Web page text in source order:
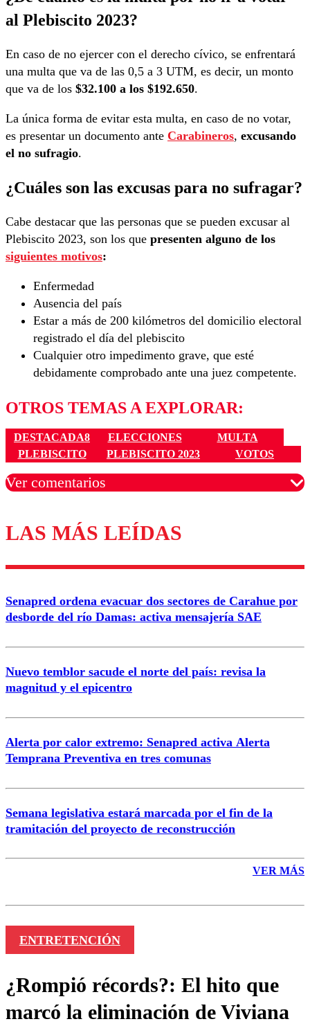
al Plebiscito 2023?
En caso de no ejercer con el derecho cívico, se enfrentará
una multa que va de las 0,5 a 3 UTM, es decir, un monto
que va de los $32.100 a los $192.650.
La única forma de evitar esta multa, en caso de no votar,
es presentar un documento ante Carabineros, excusando
el no sufragio.
¿Cuáles son las excusas para no sufragar?
Cabe destacar que las personas que se pueden excusar al
Plebiscito 2023, son los que presenten alguno de los
siguientes motivos:
Enfermedad
Ausencia del país
Estar a más de 200 kilómetros del domicilio electoral
registrado el día del plebiscito
Cualquier otro impedimento grave, que esté
debidamente comprobado ante una juez competente.
OTROS TEMAS A EXPLORAR:
DESTACADA8 ELECCIONES
MULTA
PLEBISCITO
PLEBISCITO 2023 VOTOS
Ver comentarios
Los comentarios son moderados para garantizar un
diálogo respetuoso.
Correo
LAS MÁS LEÍDAS
Senapred ordena evacuar dos sectores de Carahue por
desborde del río Damas: activa mensajería SAE
Nuevo temblor sacude el norte del país: revisa la
magnitud y el epicentro
Alerta por calor extremo: Senapred activa Alerta
Temprana Preventiva en tres comunas
Semana legislativa estará marcada por el fin de la
tramitación del proyecto de reconstrucción
VER MÁS
ENTRETENCIÓN
¿Rompió récords?: El hito que
marcó la eliminación de Viviana